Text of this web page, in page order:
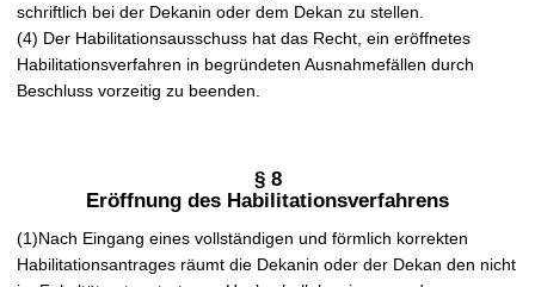
schriftlich bei der Dekanin oder dem Dekan zu stellen.
(4) Der Habilitationsausschuss hat das Recht, ein eröffnetes
Habilitationsverfahren in begründeten Ausnahmefällen durch
Beschluss vorzeitig zu beenden.
§ 8
Eröffnung des Habilitationsverfahrens
(1)Nach Eingang eines vollständigen und förmlich korrekten
Habilitationsantrages räumt die Dekanin oder der Dekan den nicht